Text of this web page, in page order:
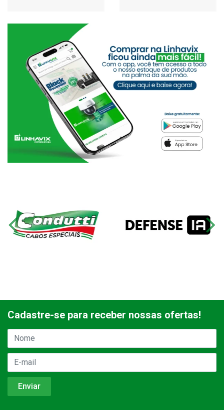
Cadastre-se para receber nossas ofertas!